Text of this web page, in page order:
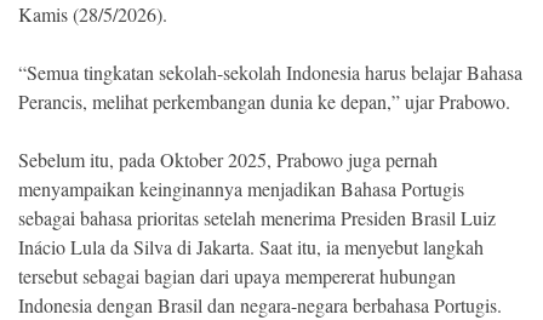
Kamis (28/5/2026).
“Semua tingkatan sekolah-sekolah Indonesia harus belajar Bahasa
Perancis, melihat perkembangan dunia ke depan,” ujar Prabowo.
Sebelum itu, pada Oktober 2025, Prabowo juga pernah
menyampaikan keinginannya menjadikan Bahasa Portugis
sebagai bahasa prioritas setelah menerima Presiden Brasil Luiz
Inácio Lula da Silva di Jakarta. Saat itu, ia menyebut langkah
tersebut sebagai bagian dari upaya mempererat hubungan
Indonesia dengan Brasil dan negara-negara berbahasa Portugis.